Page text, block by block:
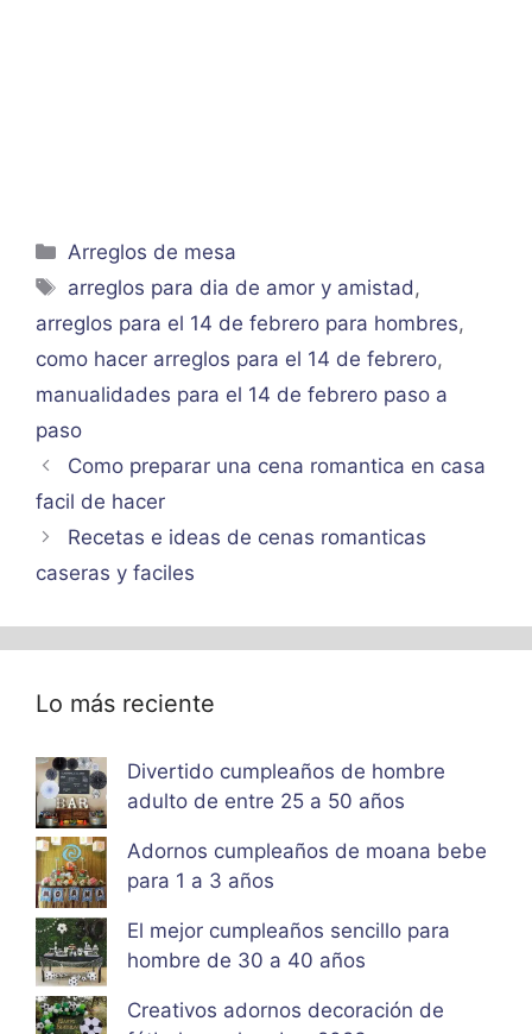
Categorías
Arreglos de mesa
Etiquetas
arreglos para dia de amor y amistad ,
arreglos para el 14 de febrero para hombres,
como hacer arreglos para el 14 de febrero,
manualidades para el 14 de febrero paso a
paso
Como preparar una cena romantica en casa
facil de hacer
Recetas e ideas de cenas romanticas
caseras y faciles
Lo más reciente
Divertido cumpleaños de hombre
adulto de entre 25 a 50 años
Adornos cumpleaños de moana bebe
para 1 a 3 años
El mejor cumpleaños sencillo para
hombre de 30 a 40 años
Creativos adornos decoración de